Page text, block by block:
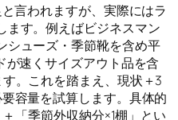
言われますが、実際にはラ
ます。例えばビジネスマン
シューズ・季節靴を含め平
が速くサイズアウト品を含
。これを踏まえ、現状＋3
容量を試算します。具体的
「季節外収納分×1棚」とい